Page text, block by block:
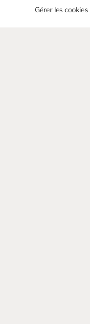
Gérer les cookies